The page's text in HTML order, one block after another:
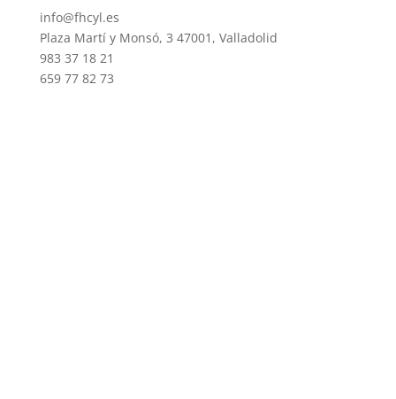
info@fhcyl.es
Plaza Martí y Monsó, 3 47001, Valladolid
983 37 18 21
659 77 82 73